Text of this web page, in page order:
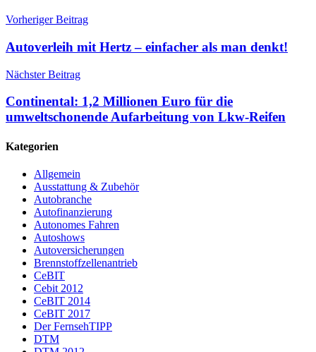
Vorheriger Beitrag
Autoverleih mit Hertz – einfacher als man denkt!
Nächster Beitrag
Continental: 1,2 Millionen Euro für die
umweltschonende Aufarbeitung von Lkw-Reifen
Kategorien
Allgemein
Ausstattung & Zubehör
Autobranche
Autofinanzierung
Autonomes Fahren
Autoshows
Autoversicherungen
Brennstoffzellenantrieb
CeBIT
Cebit 2012
CeBIT 2014
CeBIT 2017
Der FernsehTIPP
DTM